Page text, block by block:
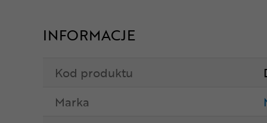
INFORMACJE
Kod produktu
Marka